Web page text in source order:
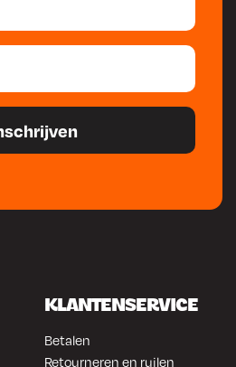
KLANTENSERVICE
Betalen
Retourneren en ruilen